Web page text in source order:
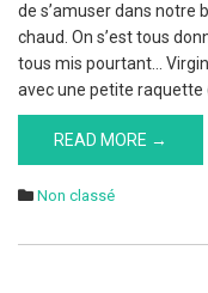
de s’amuser dans notre
chaud. On s’est tous
tous mis pourtant…
avec une petite raquette
READ MORE →
Non classé